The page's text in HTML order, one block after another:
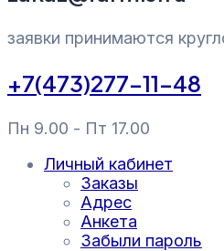
заявки принимаются
+7(473)277-11-48
Пн 9.00 - Пт 17.00
Личный кабинет
Заказы
Адрес
Анкета
Забыли пароль